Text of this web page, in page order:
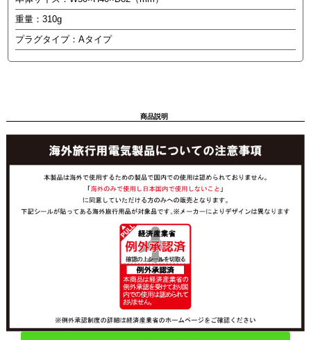
重量：310g
プラグタイプ：Aタイプ
商品説明